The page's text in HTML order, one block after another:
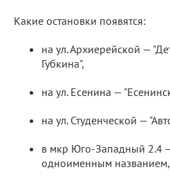
Какие остановки появятся:
на ул. Архиерейской —
Губкина",
на ул. Есенина —
на ул. Студенческой —
в мкр Юго-Западный 2.4
одноименным названием,